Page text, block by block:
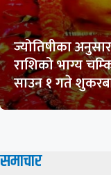
ज्योतिषीका
राशिको भाग्य
साउन १ गते
समाचार